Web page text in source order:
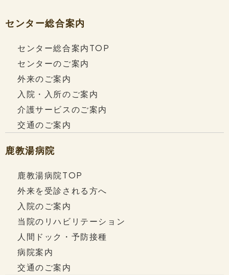
センター総合案内
センター総合案内TOP
センターのご案内
外来のご案内
入院・入所のご案内
介護サービスのご案内
交通のご案内
鹿教湯病院
鹿教湯病院TOP
外来を受診される方へ
入院のご案内
当院のリハビリテーション
人間ドック・予防接種
病院案内
交通のご案内
LSVTーBIG施行による運動機能の改善につ
ついては報告が少ない　のが現状です。その
ため、LSVT-BIGは運動機能の改善効果のみ
ならずオフ時間の短縮も得られるかに注目し
て検討しました。
結果については、オフ時間の短縮と運動症
状や非運動症状の改善がみられました。しか
し、オフ時間が増加した症例もあり、今後も
オフ時間の関連する因子を含めて検討してい
〈2例目〉
・タイトル　『LSVT-BIG®により最小可検変
化量を超えて歩行機能が改善した